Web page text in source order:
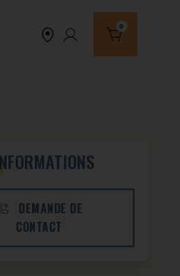
Nombre de
0
DEMANDE DE
CONTACT